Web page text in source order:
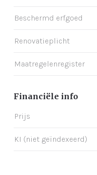
Beschermd erfgoed
Renovatieplicht
Maatregelenregister
Financiële info
Prijs
KI (niet geïndexeerd)